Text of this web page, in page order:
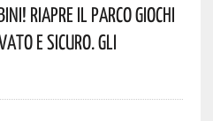
Riapre Il Parco Giochi
E Sicuro. Gli